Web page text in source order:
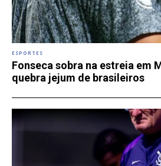
ESPORTES
Fonseca sobra na estreia em
quebra jejum de brasileiros